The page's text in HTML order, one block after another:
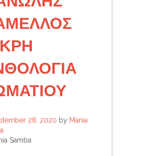
28, 2020 by Mania
Samba